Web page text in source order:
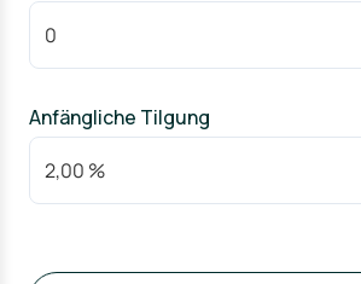
Anfängliche Tilgung